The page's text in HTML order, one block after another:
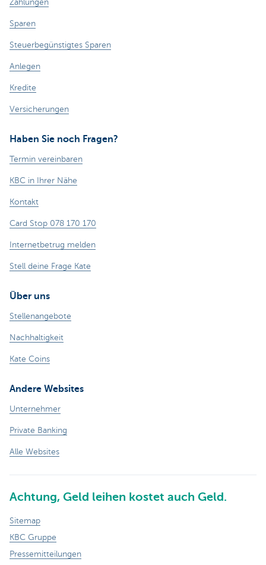
Zahlungen
Sparen
Steuerbegünstigtes Sparen
Anlegen
Kredite
Versicherungen
Haben Sie noch Fragen?
Termin vereinbaren
KBC in Ihrer Nähe
Kontakt
Card Stop 078 170 170
Internetbetrug melden
Stell deine Frage Kate
Über uns
Stellenangebote
Nachhaltigkeit
Kate Coins
Andere Websites
Unternehmer
Private Banking
Alle Websites
Achtung, Geld leihen kostet auch Geld.
Sitemap
KBC Gruppe
Pressemitteilungen